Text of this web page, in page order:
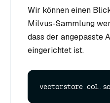
Wir können einen
Milvus-Sammlung
dass der angepasste
eingerichtet ist.